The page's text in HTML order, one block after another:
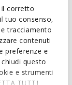
il corretto
tuo consenso,
tracciamento
contenuti
preferenze e
questo
e strumenti
TUTTI
importanti.
impeccabile da
cittadini